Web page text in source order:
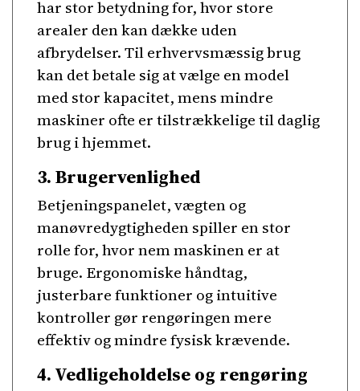
har stor betydning for, hvor store
arealer den kan dække uden
afbrydelser. Til erhvervsmæssig brug
kan det betale sig at vælge en model
med stor kapacitet, mens mindre
maskiner ofte er tilstrækkelige til daglig
brug i hjemmet.
3. Brugervenlighed
Betjeningspanelet, vægten og
manøvredygtigheden spiller en stor
rolle for, hvor nem maskinen er at
bruge. Ergonomiske håndtag,
justerbare funktioner og intuitive
kontroller gør rengøringen mere
effektiv og mindre fysisk krævende.
4. Vedligeholdelse og rengøring